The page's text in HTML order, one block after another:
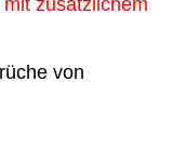
mit zusätzlichem
von